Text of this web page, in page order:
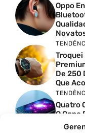
Oppo
Troquei
De 250
Que
Quatro
O Oppo
Absurdo